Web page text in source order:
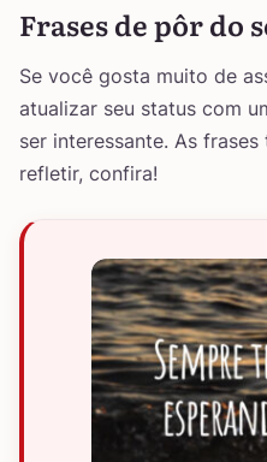
Frases de pôr do
Se você gosta muito de
atualizar seu status com
ser interessante. As
refletir, confira!